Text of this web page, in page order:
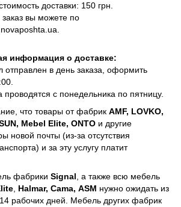
доставки: 150 грн.
вы можете по
информация о доставке:
отправлен в день заказа, оформить
проводятся с понедельника по пятницу.
что товары от фабрик AMF, LOVKO,
Mebel Elite, ONTO и другие
новой почты (из-за отсутствия
и за эту услугу платит
фабрики Signal , а также всю мебель
Halmar, Cama, ASM нужно ожидать из
рабочих дней. Мебель других фабрик